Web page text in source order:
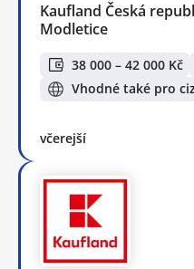
Kaufland Česká
Modletice
38 000 – 42 000 Kč
Vhodné také pro
včerejší